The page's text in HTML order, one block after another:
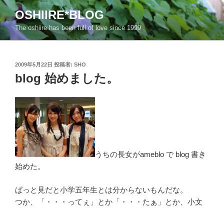
コ
ン
テ
ン
OSHIIRE*BLOG
The oshiire has been full of love since 1999
投
稿
日:
2009年5月22日 投稿者: SHO
blog 始めました。
うちの長女がameblo で blog 書き
始めた。
ぱっと見だと小学五年生とは分からないもんだな。
つか、「・・・ってぇ」とか「・・・たぁ」とか、小文